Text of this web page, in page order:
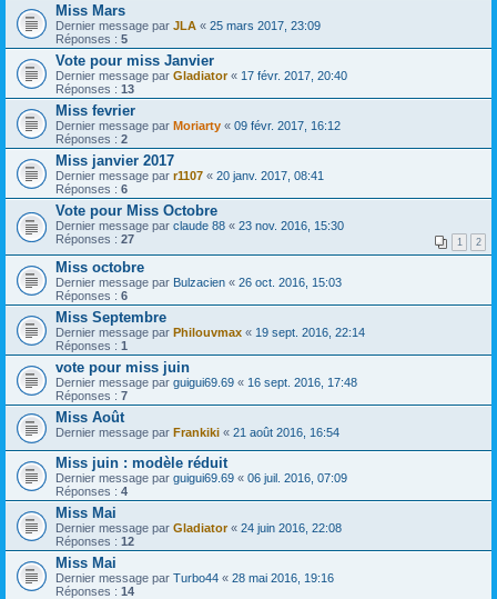
Miss Mars
Dernier message par JLA « 25 mars 2017, 23:09
Réponses : 5
Vote pour miss Janvier
Dernier message par Gladiator« 17 févr. 2017, 20:40
Réponses : 13
Miss fevrier
Dernier message par Moriarty « 09 févr. 2017, 16:12
Réponses : 2
Miss janvier 2017
Dernier message par r1107 « 20 janv. 2017, 08:41
Réponses : 6
Vote pour Miss Octobre
Dernier message par claude 88 « 23 nov. 2016, 15:30
Réponses : 27 1 2
Miss octobre
Dernier message par Bulzacien « 26 oct. 2016, 15:03
Réponses : 6
Miss Septembre
Dernier message par Philouvmax « 19 sept. 2016, 22:14
Réponses : 1
vote pour miss juin
Dernier message par guigui69.69 « 16 sept. 2016, 17:48
Réponses : 7
Miss Août
Dernier message par Frankiki « 21 août 2016, 16:54
Miss juin : modèle réduit
Dernier message par guigui69.69 « 06 juil. 2016, 07:09
Réponses : 4
Miss Mai
Dernier message par Gladiator« 24 juin 2016, 22:08
Réponses : 12
Miss Mai
Dernier message par Turbo44 « 28 mai 2016, 19:16
Réponses : 14